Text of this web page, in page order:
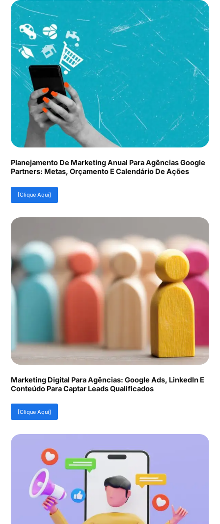
Planejamento De Marketing Anual Para Agências Google
Partners: Metas, Orçamento E Calendário De Ações
[Clique Aqui]
Marketing Digital Para Agências: Google Ads, LinkedIn E
Conteúdo Para Captar Leads Qualificados
[Clique Aqui]